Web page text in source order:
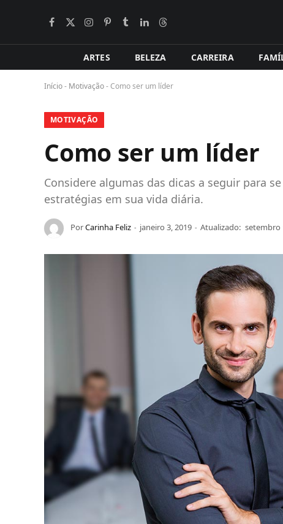
Facebook
X
Instagram
Pinterest
TumblrLinkedInTópicos
ARTES BELEZA CARREIRA
Início- Motivação-Como ser um líder
MOTIVAÇÃO
Como ser um líder
Considere algumas das dicas a seguir para
estratégias em sua vida diária.
PorCarinha Feliz janeiro 3, 2019 Atualizado: setembro